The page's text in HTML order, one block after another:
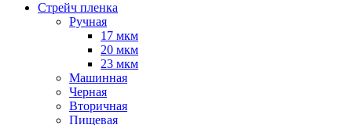
Стрейч пленка
Ручная
17 мкм
20 мкм
23 мкм
Машинная
Черная
Вторичная
Пищевая